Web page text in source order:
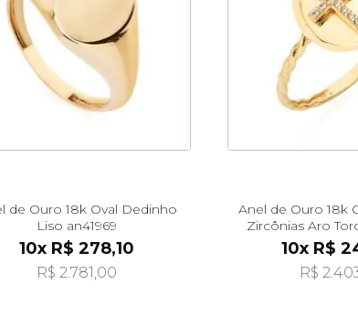
de Ouro 18k Oval Dedinho
Liso an41969
10x R$ 278,10
R$ 2.781,00
Anel de Ouro 18k
Zircônias Aro
10x R$
R$